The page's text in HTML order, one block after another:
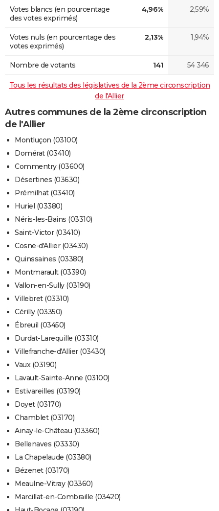
Votes blancs (en pourcentage
des votes exprimés)
4,96% 2,59%
Votes nuls (en pourcentage des
votes exprimés)
2,13% 1,94%
Nombre de votants 141 54 346
Tous les résultats des législatives de la 2ème circonscription
de l'Allier
Autres communes de la 2ème circonscription
de l'Allier
Montluçon (03100)
Domérat (03410)
Commentry (03600)
Désertines (03630)
Prémilhat (03410)
Huriel (03380)
Néris-les-Bains (03310)
Saint-Victor (03410)
Cosne-d'Allier (03430)
Quinssaines (03380)
Montmarault (03390)
Vallon-en-Sully (03190)
Villebret (03310)
Cérilly (03350)
Ébreuil (03450)
Durdat-Larequille (03310)
Villefranche-d'Allier (03430)
Vaux (03190)
Lavault-Sainte-Anne (03100)
Estivareilles (03190)
Doyet (03170)
Chamblet (03170)
Ainay-le-Château (03360)
Bellenaves (03330)
La Chapelaude (03380)
Bézenet (03170)
Meaulne-Vitray (03360)
Marcillat-en-Combraille (03420)